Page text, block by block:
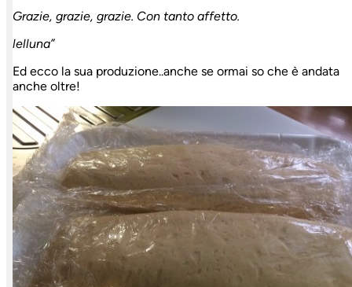
Grazie, grazie, grazie. Con tanto affetto.
lelluna”
Ed ecco la sua produzione..anche se ormai so che è andata
anche oltre!